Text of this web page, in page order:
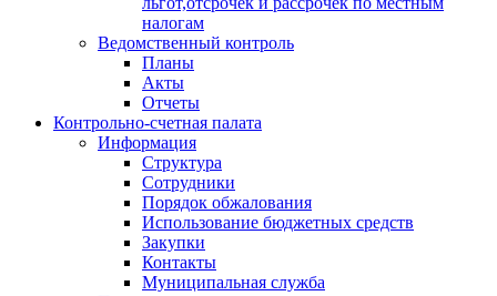
налогам
Ведомственный контроль
Планы
Акты
Отчеты
Контрольно-счетная палата
Информация
Структура
Сотрудники
Порядок обжалования
Использование бюджетных средств
Закупки
Контакты
Муниципальная служба